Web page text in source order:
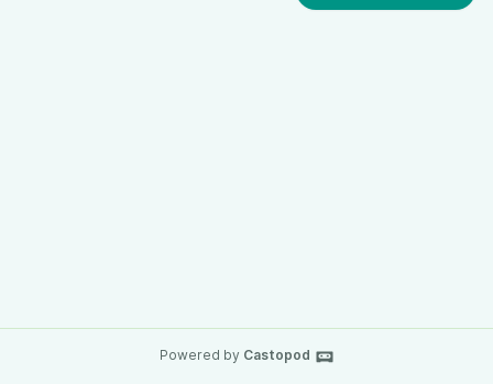
Powered by Castopod